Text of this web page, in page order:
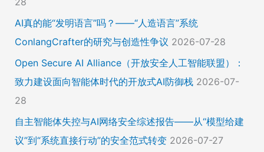
AI真的能“发明语言”吗？——“人造语言”系统
ConlangCrafter的研究与创造性争议 2026-07-28
Open Secure AI Alliance（开放安全人工智能联盟）：
致力建设面向智能体时代的开放式AI防御栈 2026-07-
28
自主智能体失控与AI网络安全综述报告——从“模型给建
议”到“系统直接行动”的安全范式转变 2026-07-27